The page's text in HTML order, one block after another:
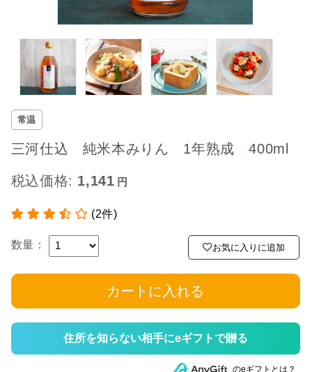
常温
三河仕込 純米本みりん 1年熟成 400ml
税込価格: 1,141
(2件)
数量： お気に入りに追加
カートに入れる
住所を知らない相手にeギフトで贈る
のeギフトとは？